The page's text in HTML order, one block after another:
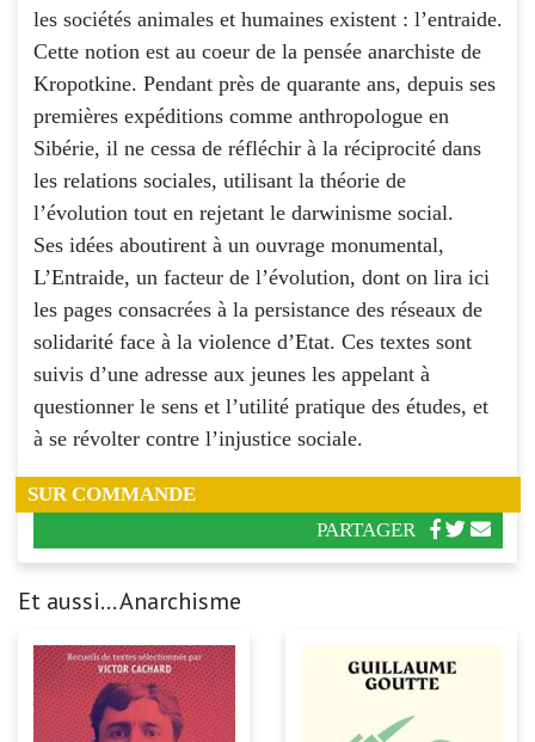
les sociétés animales et humaines existent : l’entraide.
Cette notion est au coeur de la pensée anarchiste de
Kropotkine. Pendant près de quarante ans, depuis ses
premières expéditions comme anthropologue en
Sibérie, il ne cessa de réfléchir à la réciprocité dans
les relations sociales, utilisant la théorie de
l’évolution tout en rejetant le darwinisme social.
Ses idées aboutirent à un ouvrage monumental,
L’Entraide, un facteur de l’évolution, dont on lira ici
les pages consacrées à la persistance des réseaux de
solidarité face à la violence d’Etat. Ces textes sont
suivis d’une adresse aux jeunes les appelant à
questionner le sens et l’utilité pratique des études, et
à se révolter contre l’injustice sociale.
SUR COMMANDE
PARTAGER
Et aussi... Anarchisme